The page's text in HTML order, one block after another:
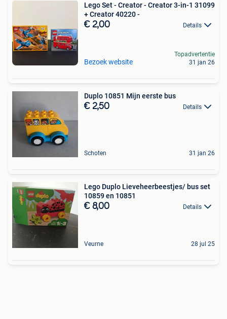
Lego Set - Creator - Creator 3-in-1 31099
+ Creator 40220 -
€ 2,00 Details
Bezoek website
Topadvertentie
31 jan 26
Duplo 10851 Mijn eerste bus
€ 2,50 Details
Schoten 31 jan 26
Lego Duplo Lieveheerbeestjes/ bus set
10859 en 10851
€ 8,00 Details
Veurne 28 jul 25